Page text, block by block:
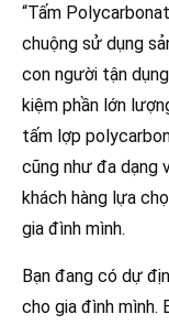
“Tấm
chuộng sử dụng
con người tận
kiệm phần lớn
tấm lợp
cũng như đa dạng
khách hàng lựa
gia đình mình.
Bạn đang có dự
cho gia đình mình.